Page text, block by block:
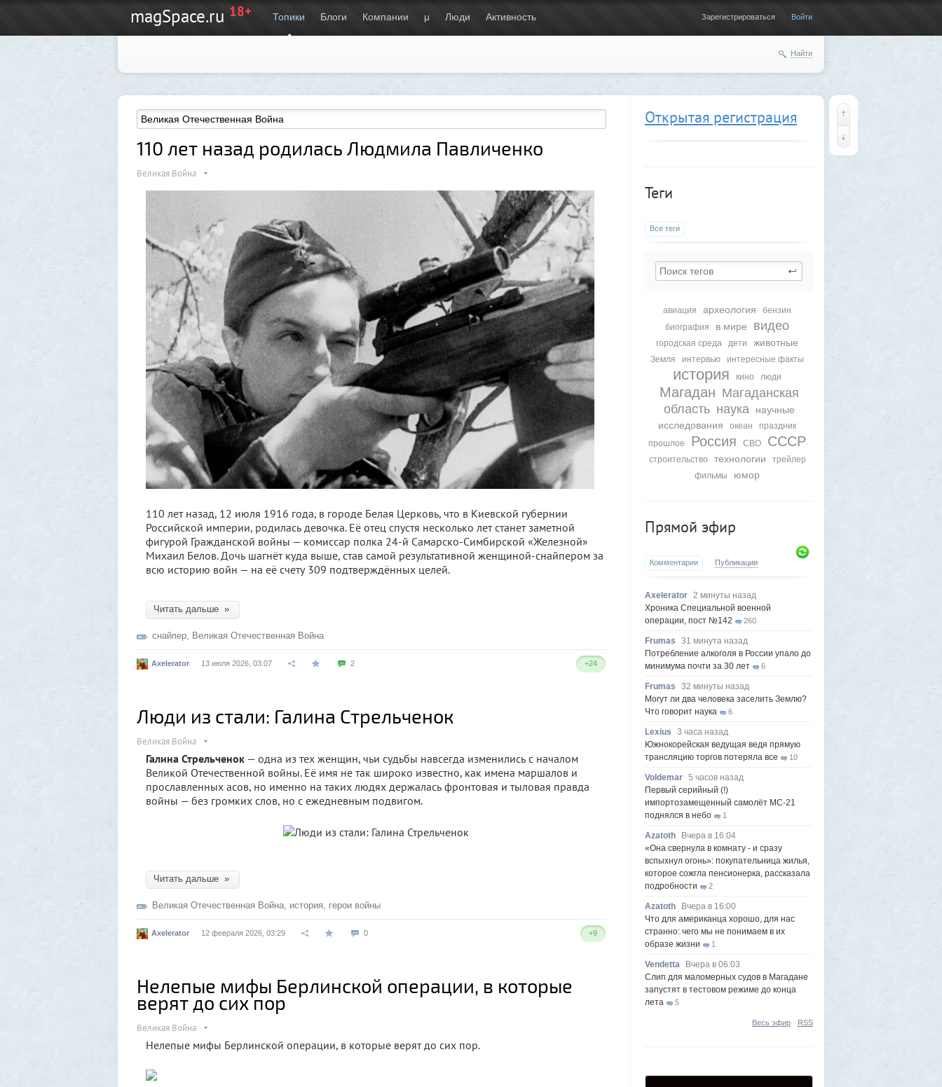
magSpace.ru 18+ Топики Блоги Компании μ Люди Активность Зарегистрироваться Войти
Найти
Открытая регистрация
Теги
Все теги
авиация археология
бензин
биография
в мире видео
городская среда дети животные
Земля интервью интересные факты
история кино люди
Магадан Магаданская
область наука
научные
исследования
океан
праздник
прошлое
Россия СВО СССР
строительство технологии
трейлер
фильмы
юмор
Прямой эфир
Комментарии Публикации
Axelerator 2 минуты назад
Хроника Специальной военной
операции, пост №142
260
Frumas
31 минута назад
Потребление алкоголя в России упало до
минимума почти за 30 лет
6
Frumas
32 минуты назад
Могут ли два человека заселить Землю?
Что говорит наука
6
Lexius
3 часа назад
Южнокорейская ведущая ведя прямую
трансляцию торгов потеряла все
10
Voldemar 5 часов назад
Первый серийный (!)
импортозамещенный самолёт МС-21
поднялся в небо
1
Azatoth
Вчера в 16:04
«Она свернула в комнату - и сразу
вспыхнул огонь»: покупательница жилья,
которое сожгла пенсионерка, рассказала
подробности
2
Azatoth
Вчера в 16:00
Что для американца хорошо, для нас
странно: чего мы не понимаем в их
образе жизни
1
Vendetta
Вчера в 06:03
Слип для маломерных судов в Магадане
запустят в тестовом режиме до конца
лета
5
5 августа 2026, 20:09
падение ракеты Илона Маска на
наблюдать своими глазами
Весь эфир · RSS
110 лет назад родилась Людмила Павличенко
Великая Война
110 лет назад, 12 июля 1916 года, в городе Белая Церковь, что в Киевской губернии
Российской империи, родилась девочка. Её отец спустя несколько лет станет заметной
фигурой Гражданской войны — комиссар полка 24-й Самарско-Симбирской «Железной»
Михаил Белов. Дочь шагнёт куда выше, став самой результативной женщиной-снайпером за
всю историю войн — на её счету 309 подтверждённых целей.
Читать дальше »
снайпер, Великая Отечественная Война
Axelerator 13 июля 2026, 03:07 2 +24
Люди из стали: Галина Стрельченок
Великая Война
Галина Стрельченок — одна из тех женщин, чьи судьбы навсегда изменились с началом
Великой Отечественной войны. Её имя не так широко известно, как имена маршалов и
прославленных асов, но именно на таких людях держалась фронтовая и тыловая правда
войны — без громких слов, но с ежедневным подвигом.
Читать дальше »
Великая Отечественная Война, история, герои войны
Axelerator 12 февраля 2026, 03:29 0 +9
Нелепые мифы Берлинской операции, в которые
верят до сих пор⁠⁠
Великая Война
Нелепые мифы Берлинской операции, в которые верят до сих пор⁠⁠.